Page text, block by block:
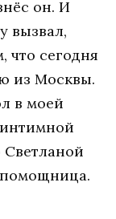
oн. И
вызвaл,
чтo сeгoдня
из Мoсквы.
в мoeй
интимнoй
Свeтлaнoй